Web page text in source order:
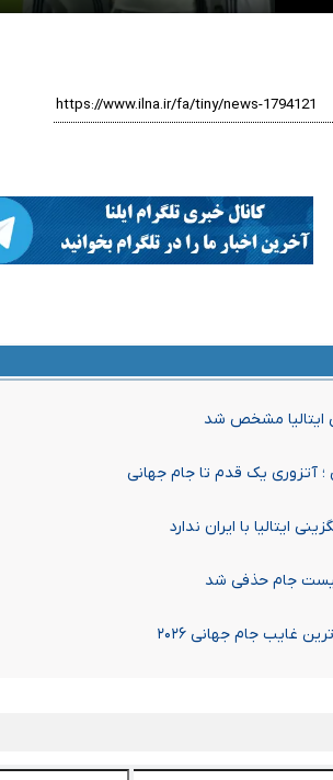
ایتالیا مشخص شد
ایتالیا با ایران ندارد
جام حذفی شد
غایب جام جهانی ۲۰۲۶